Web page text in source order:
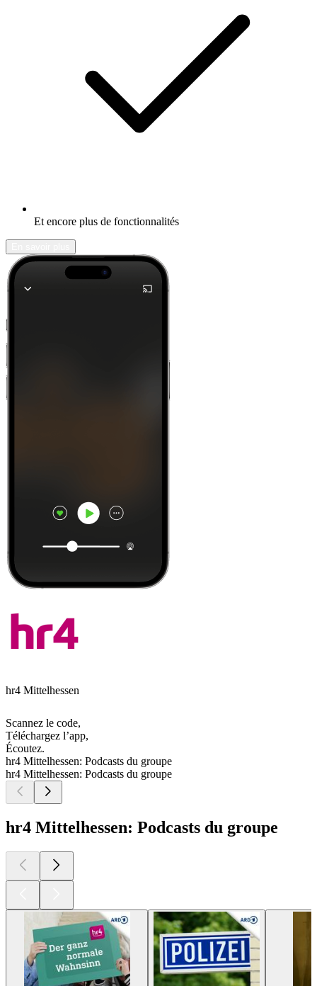
Et encore plus de fonctionnalités
hr4 Mittelhessen
Scannez le code,
Téléchargez l’app,
Écoutez.
hr4 Mittelhessen: Podcasts du groupe
hr4 Mittelhessen: Podcasts du groupe
hr4 Mittelhessen: Podcasts du groupe